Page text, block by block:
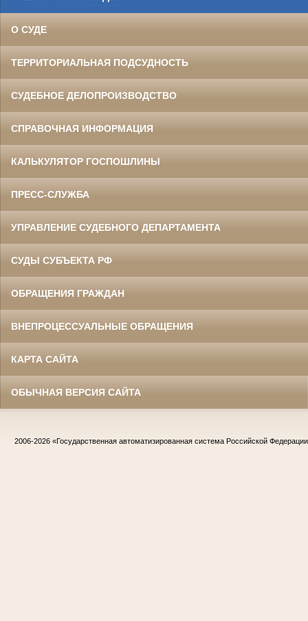
О СУДЕ
ТЕРРИТОРИАЛЬНАЯ ПОДСУДНОСТЬ
СУДЕБНОЕ ДЕЛОПРОИЗВОДСТВО
СПРАВОЧНАЯ ИНФОРМАЦИЯ
КАЛЬКУЛЯТОР ГОСПОШЛИНЫ
ПРЕСС-СЛУЖБА
УПРАВЛЕНИЕ СУДЕБНОГО ДЕПАРТАМЕНТА
СУДЫ СУБЪЕКТА РФ
ОБРАЩЕНИЯ ГРАЖДАН
ВНЕПРОЦЕССУАЛЬНЫЕ ОБРАЩЕНИЯ
КАРТА САЙТА
ОБЫЧНАЯ ВЕРСИЯ САЙТА
2006-2026 «Государственная автоматизированная система Российской